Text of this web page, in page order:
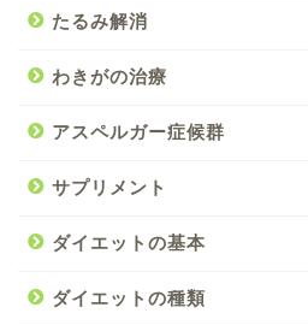
たるみ解消
わきがの治療
アスペルガー症候群
サプリメント
ダイエットの基本
ダイエットの種類